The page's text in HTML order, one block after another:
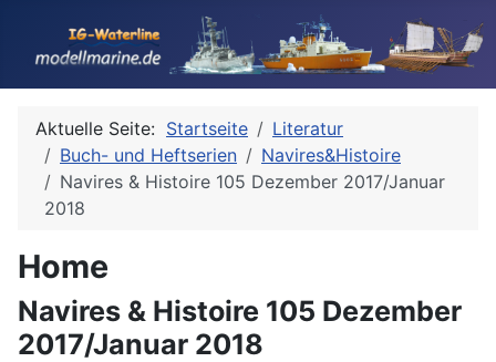
Aktuelle Seite: Startseite
Literatur
Buch- und Heftserien
Navires&Histoire
Navires & Histoire 105 Dezember 2017/Januar
2018
Home
Navires & Histoire 105 Dezember
2017/Januar 2018